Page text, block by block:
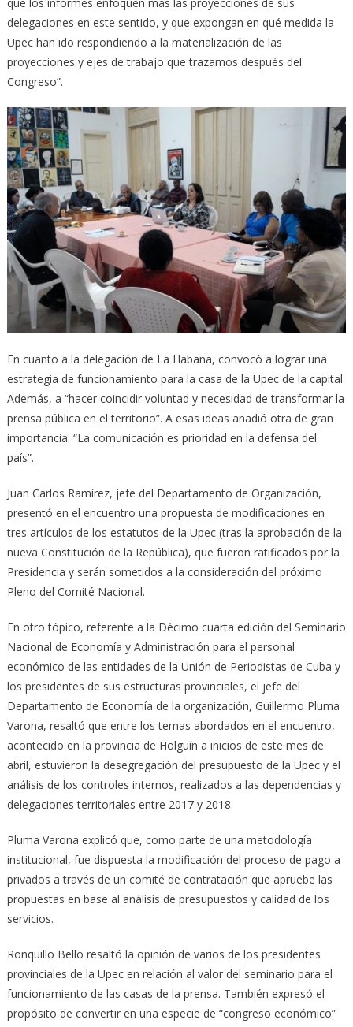
delegaciones en este sentido, y que expongan en qué medida la
Upec han ido respondiendo a la materialización de las
proyecciones y ejes de trabajo que trazamos después del
Congreso”.
En cuanto a la delegación de La Habana, convocó a lograr una
estrategia de funcionamiento para la casa de la Upec de la capital.
Además, a “hacer coincidir voluntad y necesidad de transformar la
prensa pública en el territorio”. A esas ideas añadió otra de gran
importancia: “La comunicación es prioridad en la defensa del
país”.
Juan Carlos Ramírez, jefe del Departamento de Organización,
presentó en el encuentro una propuesta de modificaciones en
tres artículos de los estatutos de la Upec (tras la aprobación de la
nueva Constitución de la República), que fueron ratificados por la
Presidencia y serán sometidos a la consideración del próximo
Pleno del Comité Nacional.
En otro tópico, referente a la Décimo cuarta edición del Seminario
Nacional de Economía y Administración para el personal
económico de las entidades de la Unión de Periodistas de Cuba y
los presidentes de sus estructuras provinciales, el jefe del
Departamento de Economía de la organización, Guillermo Pluma
Varona, resaltó que entre los temas abordados en el encuentro,
acontecido en la provincia de Holguín a inicios de este mes de
abril, estuvieron la desegregación del presupuesto de la Upec y el
análisis de los controles internos, realizados a las dependencias y
delegaciones territoriales entre 2017 y 2018.
Pluma Varona explicó que, como parte de una metodología
institucional, fue dispuesta la modificación del proceso de pago a
privados a través de un comité de contratación que apruebe las
propuestas en base al análisis de presupuestos y calidad de los
servicios.
Ronquillo Bello resaltó la opinión de varios de los presidentes
provinciales de la Upec en relación al valor del seminario para el
funcionamiento de las casas de la prensa. También expresó el
propósito de convertir en una especie de “congreso económico”